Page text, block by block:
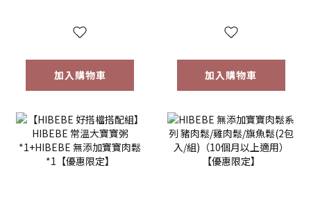
6m+｜常溫｜【優
加入購物車 加入購物車